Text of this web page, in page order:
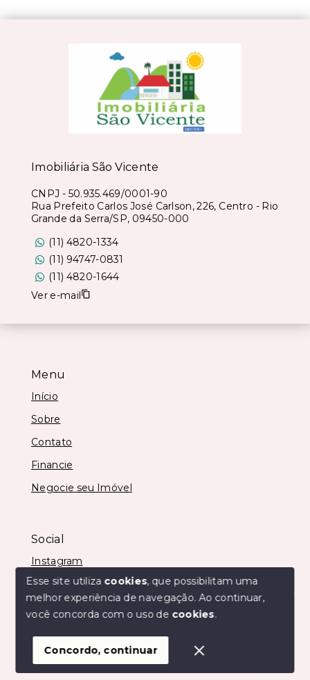
Olá! Estamos disponíveis para te ajudar.
Menu
Início
Sobre
Contato
Financie
Negocie seu Imóvel
Social
Instagram
© Copyright 2026 - Imobiliária São Vicente - Todos os
SITE PARA IMOBILIARIA
Imobiliária São Vicente
CNPJ - 50.935.469/0001-90
Rua Prefeito Carlos José Carlson, 226, Centro - Rio
Grande da Serra/SP, 09450-000
(11) 4820-1334
(11) 94747-0831
(11) 4820-1644
Ver e-mail
Esse site utiliza cookies, que possibilitam uma
melhor experiência de navegação.Ao continuar,
você concorda com o uso de cookies.
Concordo, continuar